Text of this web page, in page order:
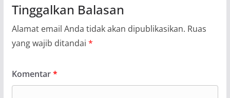
Tinggalkan Balasan
Alamat email Anda tidak akan dipublikasikan. Ruas
yang wajib ditandai *
Komentar*